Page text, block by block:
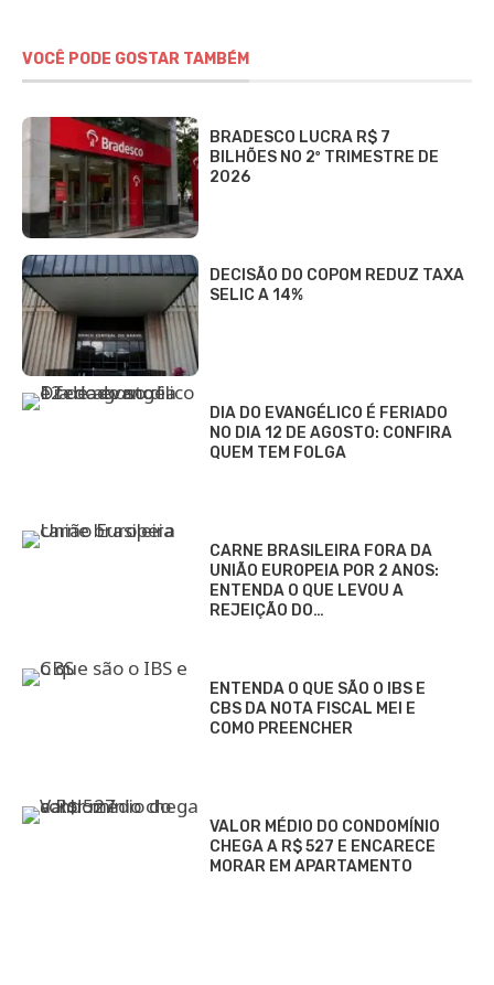
VOCÊ PODE GOSTAR TAMBÉM
BRADESCO LUCRA R$ 7
BILHÕES NO 2º TRIMESTRE DE
2026
DECISÃO DO COPOM REDUZ TAXA
SELIC A 14%
DIA DO EVANGÉLICO É FERIADO
NO DIA 12 DE AGOSTO: CONFIRA
QUEM TEM FOLGA
CARNE BRASILEIRA FORA DA
UNIÃO EUROPEIA POR 2 ANOS:
ENTENDA O QUE LEVOU A
REJEIÇÃO DO…
ENTENDA O QUE SÃO O IBS E
CBS DA NOTA FISCAL MEI E
COMO PREENCHER
VALOR MÉDIO DO CONDOMÍNIO
CHEGA A R$ 527 E ENCARECE
MORAR EM APARTAMENTO